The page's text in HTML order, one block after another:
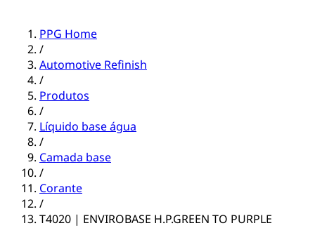
PPG Home
/
Automotive Refinish
/
Produtos
/
Líquido base água
/
Camada base
/
Corante
/
T4020 | ENVIROBASE H.P.GREEN TO PURPLE